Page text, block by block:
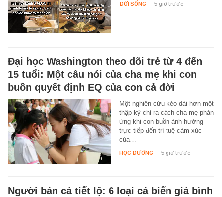
ĐỜI SỐNG - 5 giờ trước
Đại học Washington theo dõi trẻ từ 4 đến
15 tuổi: Một câu nói của cha mẹ khi con
buồn quyết định EQ của con cả đời
Một nghiên cứu kéo dài hơn một
thập kỷ chỉ ra cách cha mẹ phản
ứng khi con buồn ảnh hưởng
trực tiếp đến trí tuệ cảm xúc
của…
HỌC ĐƯỜNG - 5 giờ trước
Người bán cá tiết lộ: 6 loại cá biển giá bình